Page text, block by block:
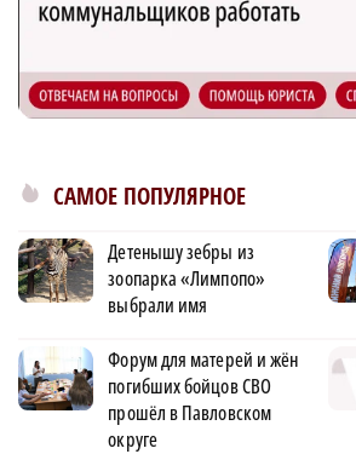
САМОЕ ПОПУЛЯРНОЕ
Детенышу зебры из
зоопарка «Лимпопо»
выбрали имя
Форум для матерей и жён
погибших бойцов СВО
прошёл в Павловском
округе